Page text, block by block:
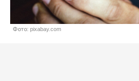
Фото: pixabay.com